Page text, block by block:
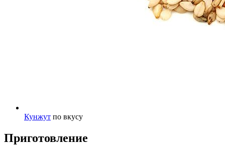
Кунжут по вкусу
Приготовление